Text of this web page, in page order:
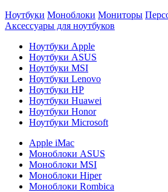
Ноутбуки Моноблоки Мониторы
Аксессуары для ноутбуков
Ноутбуки Apple
Ноутбуки ASUS
Ноутбуки MSI
Ноутбуки Lenovo
Ноутбуки HP
Ноутбуки Huawei
Ноутбуки Honor
Ноутбуки Microsoft
Apple iMac
Моноблоки ASUS
Моноблоки MSI
Моноблоки Hiper
Моноблоки Rombica